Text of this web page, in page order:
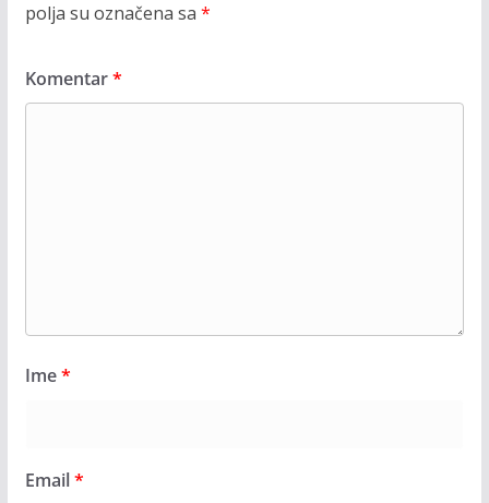
polja su označena sa *
Komentar*
Ime*
Email*